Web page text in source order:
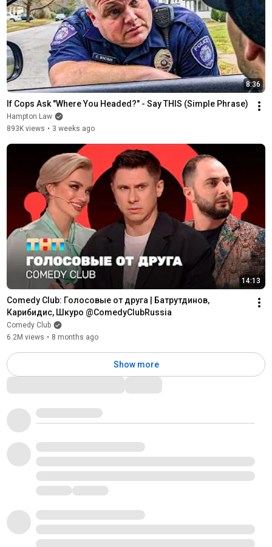
8:36
If Cops Ask "Where You Headed?" - Say THIS (Simple Phrase)
Hampton Law
893K views • 3 weeks ago
14:13
Comedy Club: Голосовые от друга | Батрутдинов,
Карибидис, Шкуро @ComedyClubRussia
Comedy Club
6.2M views • 8 months ago
Show more